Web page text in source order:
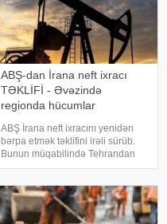
ABŞ-dan İrana neft ixracı
TƏKLİFİ - Əvəzində
regionda hücumlar
dayandırılmalıdır
ABŞ İrana neft ixracını yenidən
bərpa etmək təklifini irəli sürüb.
Bunun müqabilində Tehrandan
regionda hücumları dayandırmaq
verir ki, Associated Press
agentliyinin regional rəsmiyə
istinadə